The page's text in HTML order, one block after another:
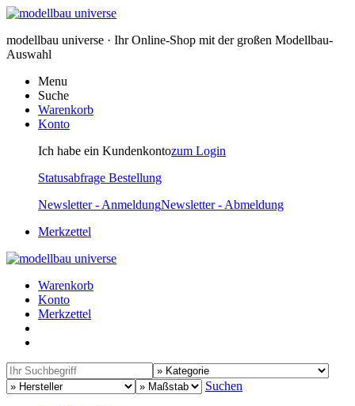
modellbau universe · Ihr Online-Shop mit der großen Modellbau-
Auswahl
Menu
Suche
Warenkorb
Konto
Ich habe ein Kundenkontozum Login
Statusabfrage Bestellung
Newsletter - AnmeldungNewsletter - Abmeldung
Merkzettel
Warenkorb
Konto
Merkzettel
Suchen